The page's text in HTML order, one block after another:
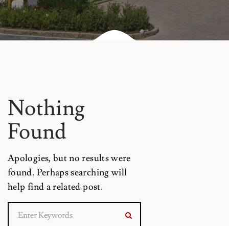
Nothing
Found
Apologies, but no results were
found. Perhaps searching will
help find a related post.